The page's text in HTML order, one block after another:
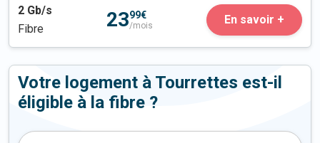
2 Gb/s
Fibre
2399€
/mois En savoir +
Votre logement à Tourrettes est-il
éligible à la fibre ?